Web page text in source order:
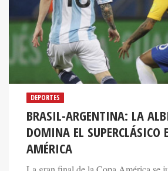
DEPORTES
BRASIL-ARGENTINA: LA
DOMINA EL SUPERCLÁSICO
AMÉRICA
La gran final de la Copa América se
sábado con la participación de las